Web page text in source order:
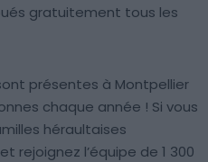
gratuitement tous les
présentes à Montpellier
chaque année ! Si vous
héraultaises
rejoignez l’équipe de 1 300